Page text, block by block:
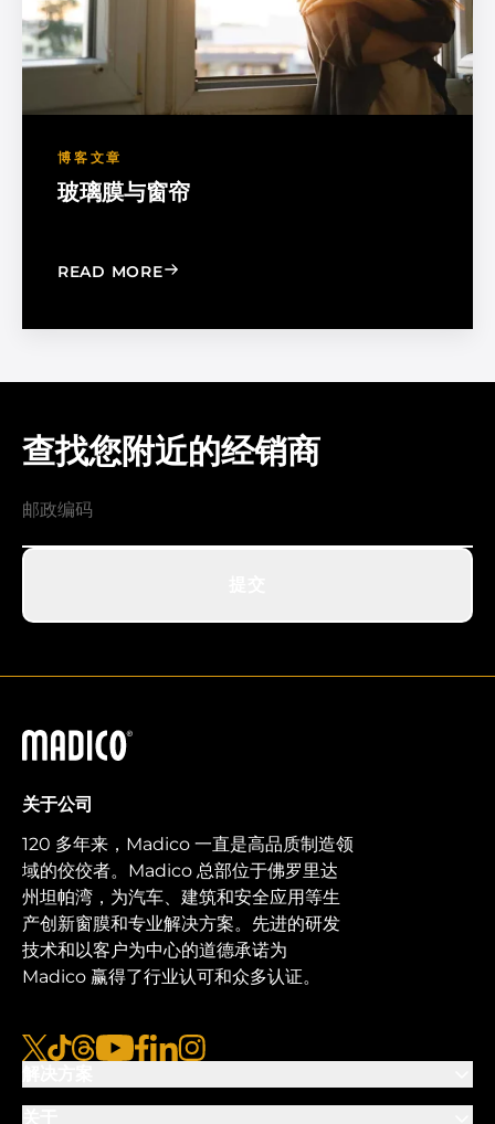
博客文章
玻璃膜与窗帘
READ MORE: WINDOW FILM VS. WINDOW
查找您附近的经销商
马迪科
关于公司
120 多年来，Madico 一直是高品质制造领
域的佼佼者。Madico 总部位于佛罗里达
州坦帕湾，为汽车、建筑和安全应用等生
产创新窗膜和专业解决方案。先进的研发
技术和以客户为中心的道德承诺为
Madico 赢得了行业认可和众多认证。